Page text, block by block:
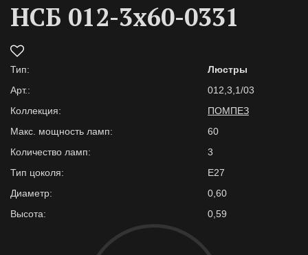
НСБ 012-3х60-0331
Тип:
Люстры
Арт.:
012,3,1/03
Коллекция:
ПОМПЕЗ
Макс. мощность ламп:
60
Количество ламп:
3
Тип цоколя:
Е27
Диаметр:
0,60
Высота:
0,59